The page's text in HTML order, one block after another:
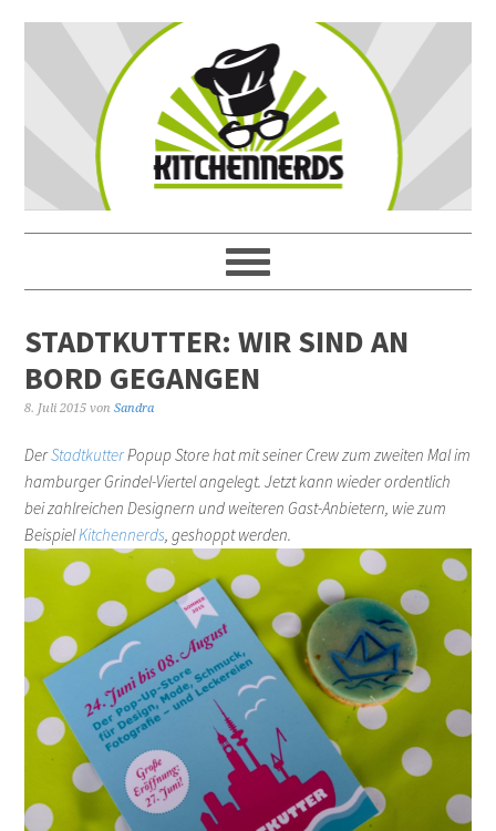
STADTKUTTER: WIR SIND AN
BORD GEGANGEN
8. Juli 2015 vonSandra
DerStadtkutterPopup Store hat mit seiner Crew zum zweiten Mal im
hamburger Grindel-Viertel angelegt. Jetzt kann wieder ordentlich
bei zahlreichen Designern und weiteren Gast-Anbietern, wie zum
BeispielKitchennerds, geshoppt werden.